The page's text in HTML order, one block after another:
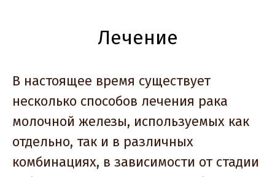
Лечение
В настоящее время существует
несколько способов лечения рака
молочной железы, используемых как
отдельно, так и в различных
комбинациях, в зависимости от стадии